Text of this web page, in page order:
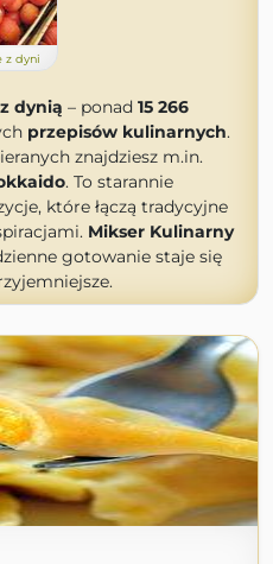
z dyni
dynią – ponad 15 266
przepisów kulinarnych.
znajdziesz m.in.
. To starannie
które łączą tradycyjne
Mikser Kulinarny
gotowanie staje się